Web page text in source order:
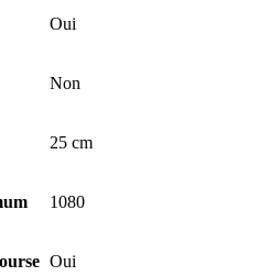
Oui
Non
25 cm
1080
Oui